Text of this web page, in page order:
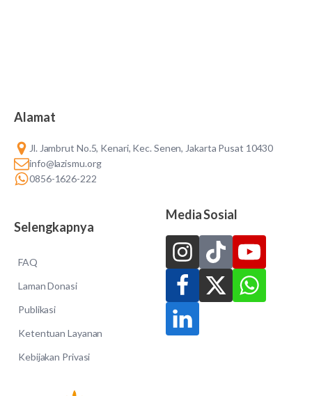
Alamat
Jl. Jambrut No.5, Kenari, Kec. Senen, Jakarta Pusat 10430
info@lazismu.org
0856-1626-222
Selengkapnya
FAQ
Laman Donasi
Publikasi
Ketentuan Layanan
Kebijakan Privasi
Media Sosial